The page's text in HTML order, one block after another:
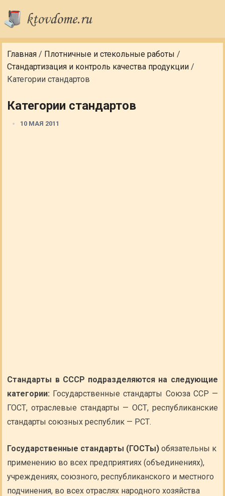
Главная / Плотничные и стекольные работы /
Стандартизация и контроль качества продукции /
Категории стандартов
Категории стандартов
10 МАЯ 2011
Стандарты в СССР подразделяются на следующие
категории: Государственные стандарты Союза ССР —
ГОСТ, отраслевые стандарты — ОСТ, республиканские
стандарты союзных республик — РСТ.
Государственные стандарты (ГОСТы) обязательны к
применению во всех предприятиях (объединениях),
учреждениях, союзного, республиканского и местного
подчинения, во всех отраслях народного хозяйства